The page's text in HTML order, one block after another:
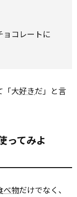
ョコレートに
「大好きだ」と言
ってみよ
べ物だけでなく、